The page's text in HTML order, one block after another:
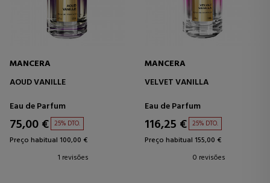
MANCERA
AOUD VANILLE
Eau de Parfum
75,00 € 25% DTO.
Preço habitual 100,00 €
1 revisões
MANCERA
VELVET VANILLA
Eau de Parfum
116,25 € 25% DTO.
Preço habitual 155,00 €
0 revisões